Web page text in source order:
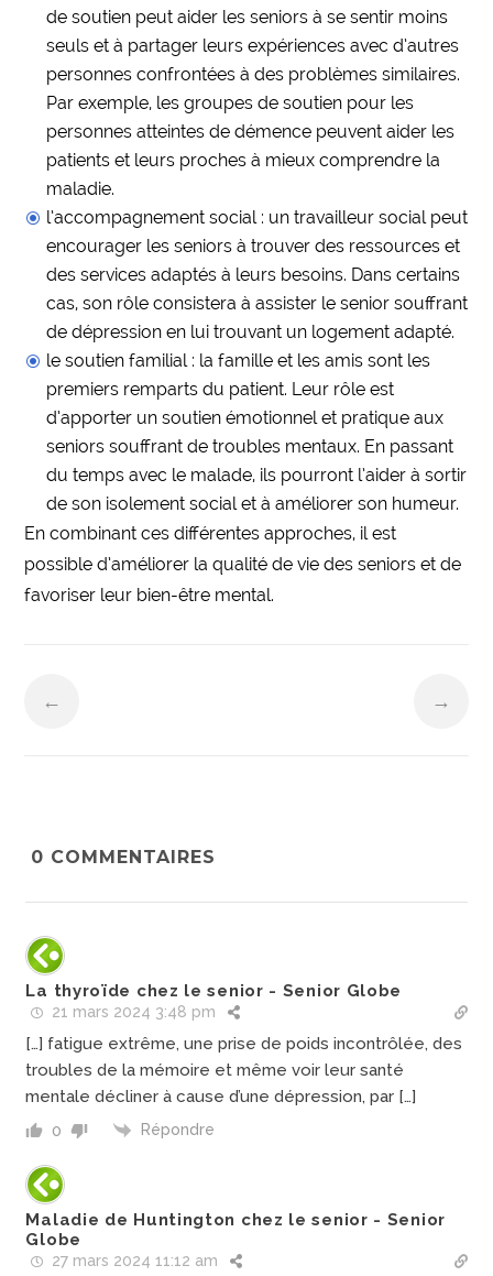
de soutien peut aider les seniors à se sentir moins
seuls et à partager leurs expériences avec d’autres
personnes confrontées à des problèmes similaires.
Par exemple, les groupes de soutien pour les
personnes atteintes de démence peuvent aider les
patients et leurs proches à mieux comprendre la
maladie.
l’accompagnement social : un travailleur social peut
encourager les seniors à trouver des ressources et
des services adaptés à leurs besoins. Dans certains
cas, son rôle consistera à assister le senior souffrant
de dépression en lui trouvant un logement adapté.
le soutien familial : la famille et les amis sont les
premiers remparts du patient. Leur rôle est
d’apporter un soutien émotionnel et pratique aux
seniors souffrant de troubles mentaux. En passant
du temps avec le malade, ils pourront l’aider à sortir
de son isolement social et à améliorer son humeur.
En combinant ces différentes approches, il est
possible d’améliorer la qualité de vie des seniors et de
favoriser leur bien-être mental.
← →
0 COMMENTAIRES
La thyroïde chez le senior - Senior Globe
21 mars 2024 3:48 pm
[…] fatigue extrême, une prise de poids incontrôlée, des
troubles de la mémoire et même voir leur santé
mentale décliner à cause d’une dépression, par […]
0 Répondre
Maladie de Huntington chez le senior - Senior
Globe
27 mars 2024 11:12 am